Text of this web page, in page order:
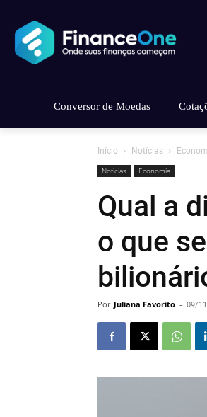
Conversor de Moedas
Início Notícias
Notícias Economia
Qual a
o que
Por Juliana Favorito - 09/